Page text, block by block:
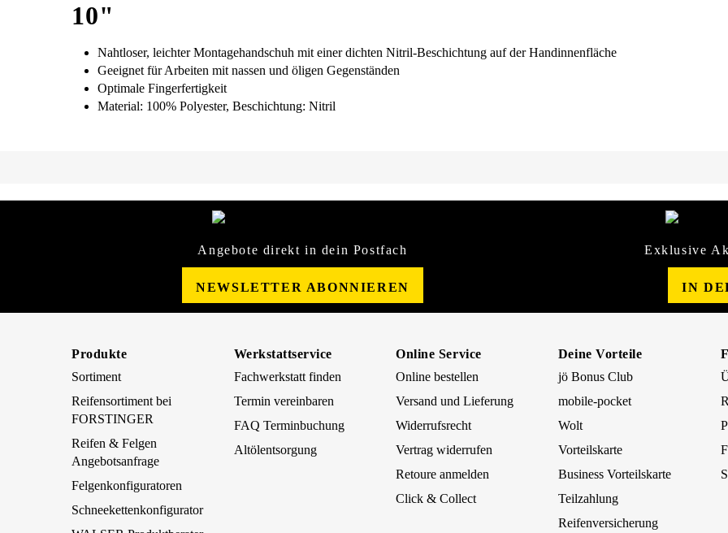
0"
Nahtloser, leichter Montagehandschuh mit einer dichten Nitril-Beschichtung auf der Handinnenfläche
Geeignet für Arbeiten mit nassen und öligen Gegenständen
Optimale Fingerfertigkeit
Material: 100% Polyester, Beschichtung: Nitril
Angebote direkt in dein Postfach
NEWSLETTER ABONNIEREN
Exklusive
IN
Produkte
Sortiment
Reifensortiment bei
FORSTINGER
Reifen & Felgen
Angebotsanfrage
Felgenkonfiguratoren
Schneekettenkonfigurator
Werkstattservice
Fachwerkstatt finden
Termin vereinbaren
FAQ Terminbuchung
Altölentsorgung
Online Service
Online bestellen
Versand und Lieferung
Widerrufsrecht
Vertrag widerrufen
Retoure anmelden
Click & Collect
Deine Vorteile
jö Bonus Club
mobile-pocket
Wolt
Vorteilskarte
Business Vorteilskarte
Teilzahlung
Reifenversicherung